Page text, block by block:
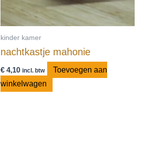
kinder kamer
nachtkastje mahonie
€ 4,10 incl. btw
Toevoegen aan
winkelwagen